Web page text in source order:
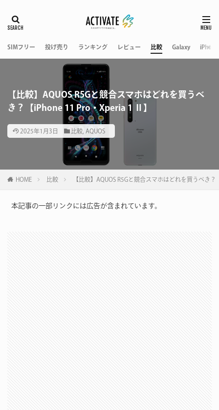
SIMフリー 投げ売り ランキング レビュー 比較 Galaxy iPhone
【比較】AQUOS R5Gと競合スマホはどれを買うべ
き？【iPhone 11 Pro・Xperia 1 Ⅱ】
2025年1月3日 比較 AQUOS
HOME 比較 【比較】AQUOS R5Gと競合スマホはどれを買うべき
本記事の一部リンクには広告が含まれています。